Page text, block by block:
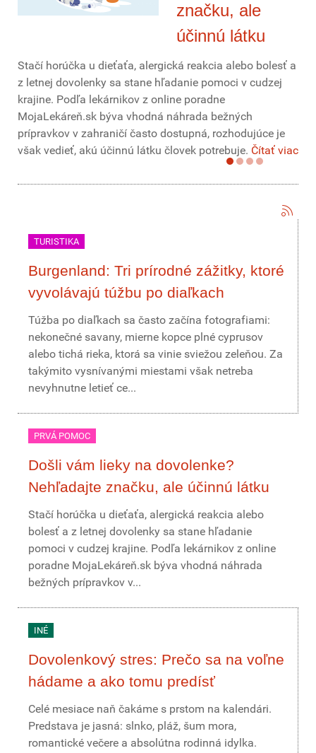
značku, ale
účinnú látku
Stačí horúčka u dieťaťa, alergická reakcia alebo bolesť a
z letnej dovolenky sa stane hľadanie pomoci v cudzej
krajine. Podľa lekárnikov z online poradne
MojaLekáreň.sk býva vhodná náhrada bežných
prípravkov v zahraničí často dostupná, rozhodujúce je
však vedieť, akú účinnú látku človek potrebuje. Čítať viac
TURISTIKA
Burgenland: Tri prírodné zážitky, ktoré
vyvolávajú túžbu po diaľkach
Túžba po diaľkach sa často začína fotografiami:
nekonečné savany, mierne kopce plné cyprusov
alebo tichá rieka, ktorá sa vinie sviežou zeleňou. Za
takýmito vysnívanými miestami však netreba
nevyhnutne letieť ce...
PRVÁ POMOC
Došli vám lieky na dovolenke?
Nehľadajte značku, ale účinnú látku
Stačí horúčka u dieťaťa, alergická reakcia alebo
bolesť a z letnej dovolenky sa stane hľadanie
pomoci v cudzej krajine. Podľa lekárnikov z online
poradne MojaLekáreň.sk býva vhodná náhrada
bežných prípravkov v...
INÉ
Dovolenkový stres: Prečo sa na voľne
hádame a ako tomu predísť
Celé mesiace naň čakáme s prstom na kalendári.
Predstava je jasná: slnko, pláž, šum mora,
romantické večere a absolútna rodinná idylka.